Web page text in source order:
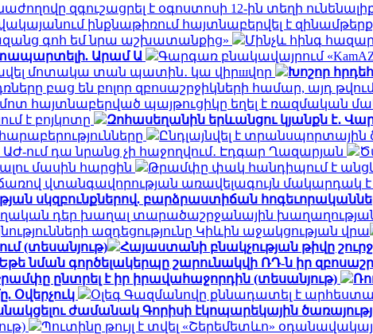
զգուշացրել է օգոստոսի 12-ին տեղի
ինքնաթիռում հայտնաբերվել է
գոհ եմ նրա աշխատանքից»
Մինչև հինգ
Արամ Ա
Գարգառ բնակավայրում
մոտակա տան պատին․ կա վիրшվոր
Խոշոր
բաց են բոլոր զբոսաշրջիկների համար, այդ
մոտ հայտնաբերված պայթուցիկը եղել է ռազմական
է բոյկոտը
Զոհասեղանին երևանցու կյանքն է․
Ընդլայնվել է
ԱԺ-ում դա նրանց չի հաջողվում․ Էդգար Ղազարյան
մասին հարցին
Թրամփը փակ հանդիպում է
վտանգավորության առավելագույն մակարդակ
սկզբունքներով. բարձրաստիճան
դեր խաղալ տարածաշրջանային խաղաղության
ազդեցությունը Կիևին աջակցության վրա
(տեսանյութ)
Հայաստանի բնակչության թիվը
Եթե նման գործելակերպը շարունակվի ՌԴ-ն իր
ընտրել է իր իրավահաջորդին (տեսանյութ)
Օվերչուկ
Օլեգ Գազմանովը քննադատել է
ժամանակ Գորիսի էկոպարեկային
Պուտինը թույլ է տվել «Շերեմետևո»